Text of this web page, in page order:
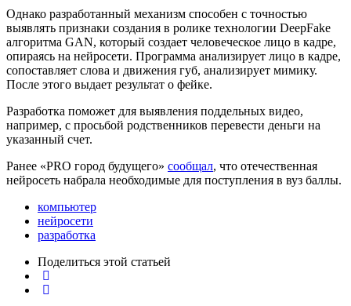
Однако разработанный механизм способен с точностью
выявлять признаки создания в ролике технологии DeepFake
алгоритма GAN, который создает человеческое лицо в кадре,
опираясь на нейросети. Программа анализирует лицо в кадре,
сопоставляет слова и движения губ, анализирует мимику.
После этого выдает результат о фейке.
Разработка поможет для выявления поддельных видео,
например, с просьбой родственников перевести деньги на
указанный счет.
Ранее «PRO город будущего» сообщал, что отечественная
нейросеть набрала необходимые для поступления в вуз баллы.
компьютер
нейросети
разработка
Поделиться этой статьей